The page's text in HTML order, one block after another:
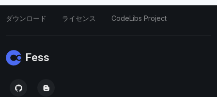
ダウンロード ライセンス CodeLibs Project
Fess